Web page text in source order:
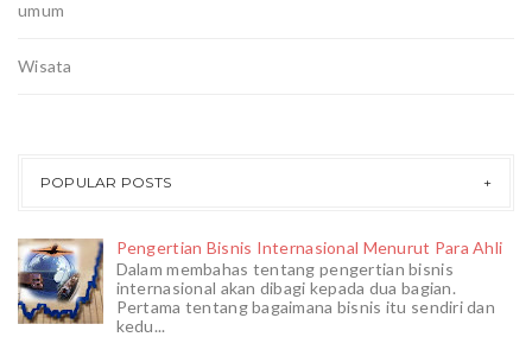
umum
Wisata
POPULAR POSTS
Pengertian Bisnis Internasional Menurut Para Ahli
Dalam membahas tentang pengertian bisnis
internasional akan dibagi kepada dua bagian.
Pertama tentang bagaimana bisnis itu sendiri dan
kedu...